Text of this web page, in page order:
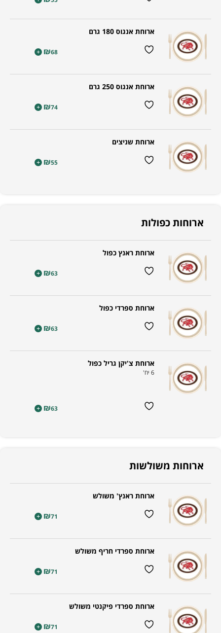
ארוחת אנגוס 180 גרם
₪68
+
ארוחת אנגוס 250 גרם
₪74
+
ארוחת שניצים
₪55
+
ארוחות כפולות
ארוחת ראנץ כפול
₪63
+
ארוחת ספרדי כפול
₪63
+
ארוחת צ'יקן גריל כפול
6 יח'
₪63
+
ארוחות משולשות
ארוחת ראנץ' משולש
₪71
+
ארוחת ספרדי חריף משולש
₪71
+
ארוחת ספרדי פיקנטי משולש
₪71
+